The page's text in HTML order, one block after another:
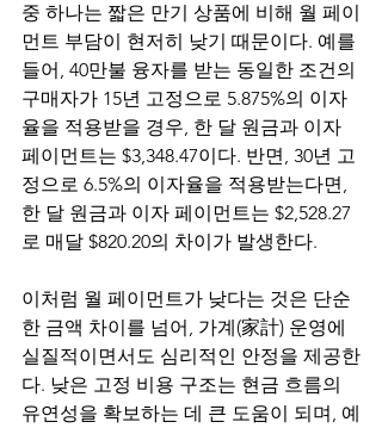
중 하나는 짧은 만기 상품에 비해 월 페이
먼트 부담이 현저히 낮기 때문이다. 예를
들어, 40만불 융자를 받는 동일한 조건의
구매자가 15년 고정으로 5.875%의 이자
율을 적용받을 경우, 한 달 원금과 이자
페이먼트는 $3,348.47이다. 반면, 30년 고
정으로 6.5%의 이자율을 적용받는다면,
한 달 원금과 이자 페이먼트는 $2,528.27
로 매달 $820.20의 차이가 발생한다.
이처럼 월 페이먼트가 낮다는 것은 단순
한 금액 차이를 넘어, 가계(家計) 운영에
실질적이면서도 심리적인 안정을 제공한
다. 낮은 고정 비용 구조는 현금 흐름의
유연성을 확보하는 데 큰 도움이 되며, 예